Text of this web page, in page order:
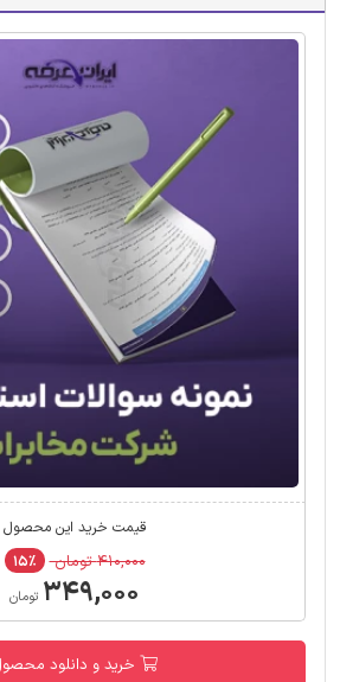
قیمت خرید این محصول
۴۱۰,۰۰۰ تومان ۱۵٪
۳۴۹,۰۰۰ تومان
خرید و دانلود